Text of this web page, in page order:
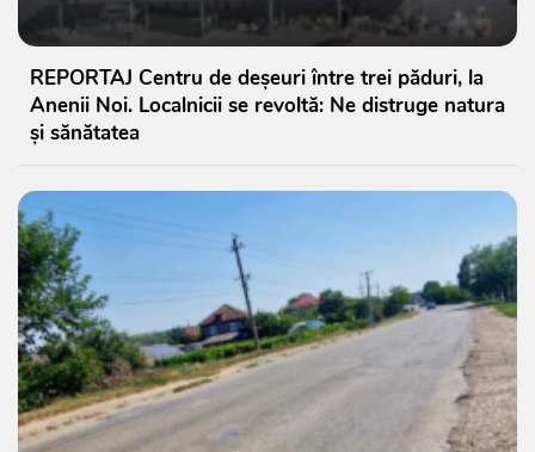
REPORTAJ Centru de deșeuri între trei păduri, la
Anenii Noi. Localnicii se revoltă: Ne distruge natura
și sănătatea